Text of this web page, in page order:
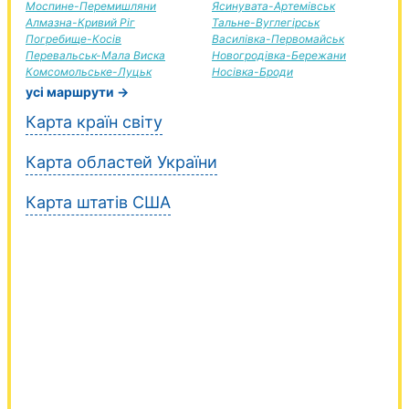
Моспине-Перемишляни
Алмазна-Кривий Ріг
Погребище-Косів
Перевальськ-Мала Виска
Комсомольське-Луцьк
Ясинувата-Артемівськ
Тальне-Вуглегірськ
Василівка-Первомайськ
Новогродівка-Бережани
Носівка-Броди
усі маршрути →
Карта країн світу
Карта областей України
Карта штатів США